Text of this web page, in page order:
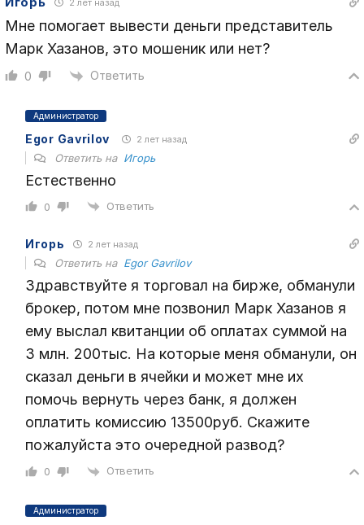
Мне помогает вывести деньги представитель
Марк Хазанов, это мошеник или нет?
0 Ответить
Администратор
Egor Gavrilov 2 лет назад
Ответить на Игорь
Естественно
0 Ответить
Игорь 2 лет назад
Ответить на Egor Gavrilov
Здравствуйте я торговал на бирже, обманули
брокер, потом мне позвонил Марк Хазанов я
ему выслал квитанции об оплатах суммой на
3 млн. 200тыс. На которые меня обманули, он
сказал деньги в ячейки и может мне их
помочь вернуть через банк, я должен
оплатить комиссию 13500руб. Скажите
пожалуйста это очередной развод?
0 Ответить
Администратор